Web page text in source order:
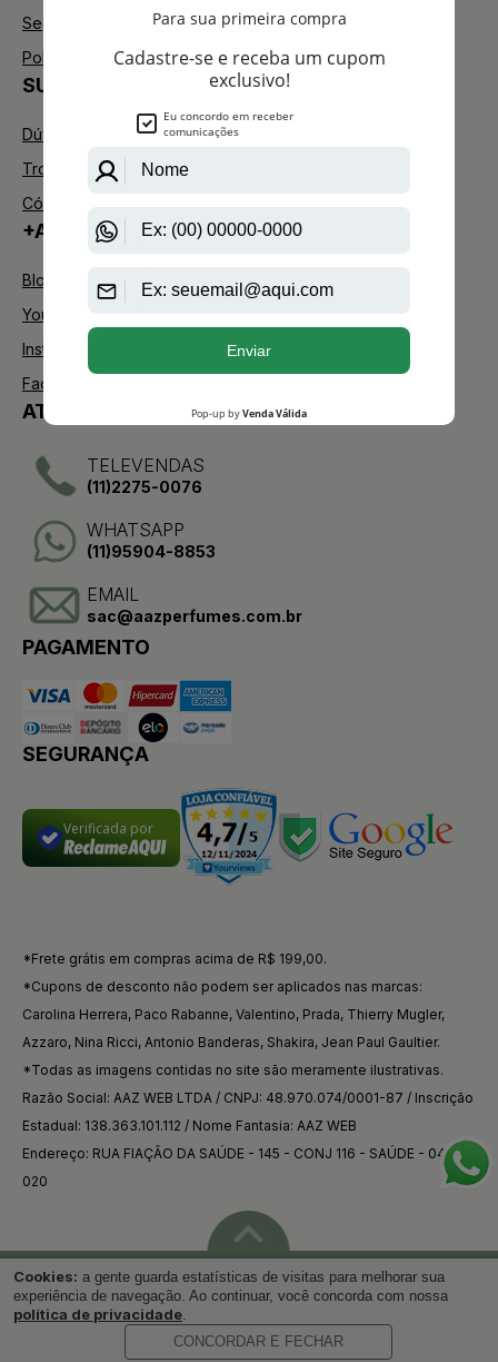
Segurança
Política de Troca
SUPORTE
Dúvidas Frequentes
Trocas e Devoluções
Código de defesa do consumidor
+AAZ PERFUMES
Blog
Youtube
Instagram
Facebook
ATENDIMENTO
TELEVENDAS
(11)2275-0076
WHATSAPP
(11)95904-8853
EMAIL
sac@aazperfumes.com.br
PAGAMENTO
SEGURANÇA
Verificada por
*Frete grátis em compras acima de R$ 199,00.
*Cupons de desconto não podem ser aplicados nas marcas:
Carolina Herrera, Paco Rabanne, Valentino, Prada, Thierry Mugler,
Azzaro, Nina Ricci, Antonio Banderas, Shakira, Jean Paul Gaultier.
*Todas as imagens contidas no site são meramente ilustrativas.
Razão Social: AAZ WEB LTDA / CNPJ: 48.970.074/0001-87 / Inscrição
Estadual: 138.363.101.112 / Nome Fantasia: AAZ WEB
Endereço: RUA FIAÇÃO DA SAÚDE - 145 - CONJ 116 - SAÚDE - 04144-
020
Voltar ao topo
Desenvolvido por
Cookies: a gente guarda estatísticas de visitas para melhorar sua
experiência de navegação. Ao continuar, você concorda com nossa
política de privacidade.
CONCORDAR E FECHAR